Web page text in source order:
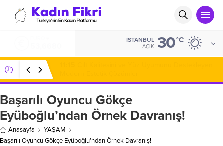
İSTANBUL
AÇIK 30°C
Başarılı Oyuncu Gökçe
Eyüboğlu’ndan Örnek Davranış!
Anasayfa
YAŞAM
Başarılı Oyuncu Gökçe Eyüboğlu’ndan Örnek Davranış!